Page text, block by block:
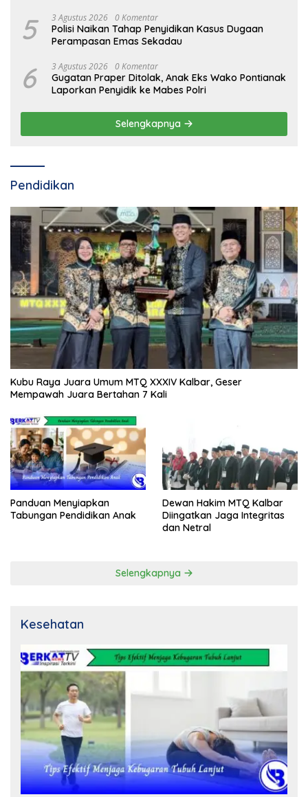
5 3 Agustus 2026 0 Komentar
Polisi Naikan Tahap Penyidikan Kasus Dugaan
Perampasan Emas Sekadau
6 3 Agustus 2026 0 Komentar
Gugatan Praper Ditolak, Anak Eks Wako Pontianak
Laporkan Penyidik ke Mabes Polri
Selengkapnya
Pendidikan
Kubu Raya Juara Umum MTQ XXXIV Kalbar, Geser
Mempawah Juara Bertahan 7 Kali
Panduan Menyiapkan
Tabungan Pendidikan Anak
Dewan Hakim MTQ Kalbar
Diingatkan Jaga Integritas
dan Netral
Selengkapnya
Kesehatan